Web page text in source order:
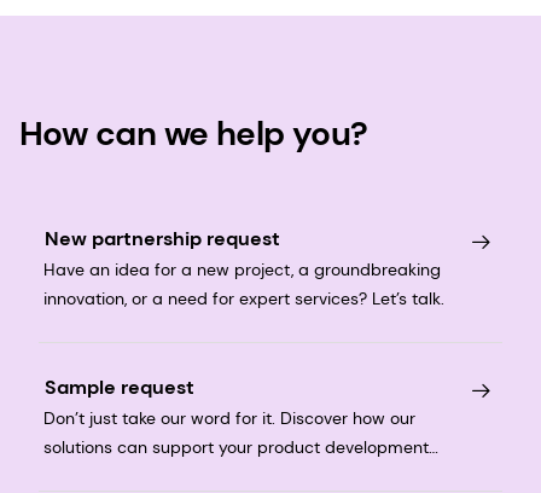
How can we help you?
New partnership request
Have an idea for a new project, a groundbreaking
innovation, or a need for expert services? Let’s talk.
Sample request
Don’t just take our word for it. Discover how our
solutions can support your product development